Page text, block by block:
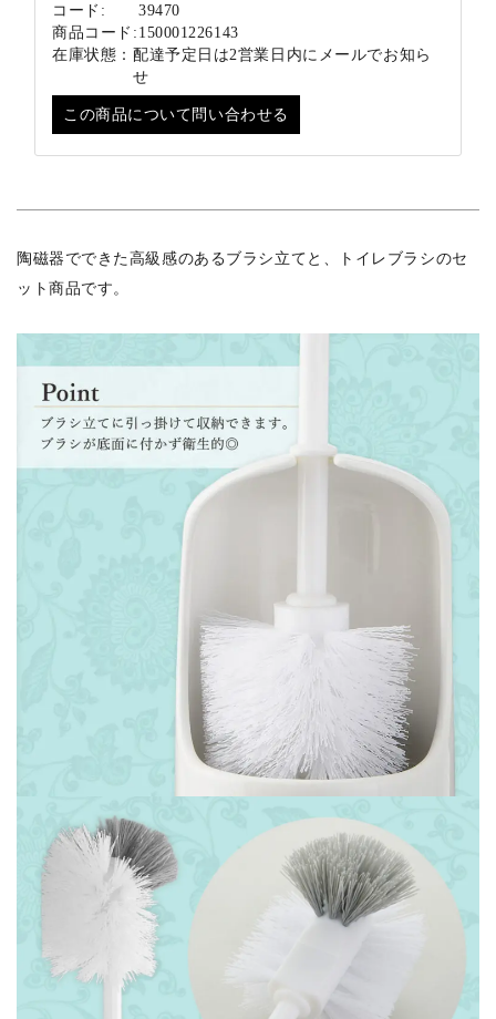
コード:
39470
商品コード: 150001226143
在庫状態： 配達予定日は2営業日内にメールでお知ら
せ
この商品について問い合わせる
陶磁器でできた高級感のあるブラシ立てと、トイレブラシのセ
ット商品です。